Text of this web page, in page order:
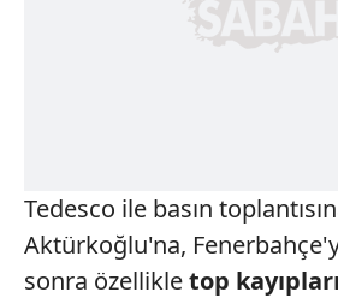
Tedesco ile basın
Aktürkoğlu'na,
sonra özellikletop